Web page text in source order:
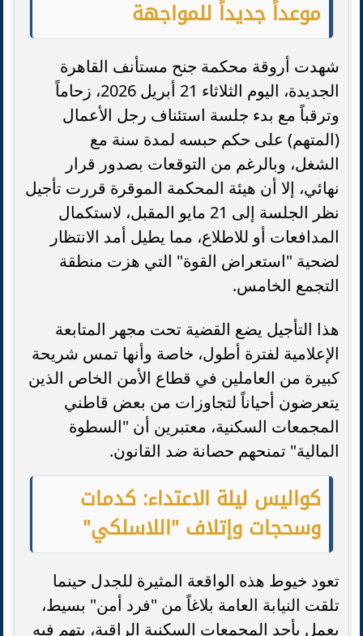
موعداً جديداً للمواجهة
شهدت أروقة محكمة جنح مستأنف القاهرة
الجديدة، اليوم الثلاثاء 21 أبريل 2026، زحاماً
وترقباً مع بدء جلسة استئناف رجل الأعمال
(المتهم) على حكم حبسه لمدة سنة مع
الشغل، وبالرغم من التوقعات بصدور قرار
نهائي، إلا أن هيئة المحكمة الموقرة قررت تأجيل
نظر الجلسة إلى 21 مايو المقبل، لاستكمال
المدافعات أو للاطلاع، مما يطيل أمد الانتظار
لضحية "استعراض القوة" التي هزت منطقة
التجمع الخامس.
هذا التأجيل يضع القضية تحت مجهر المتابعة
الإعلامية لفترة أطول، خاصة وأنها تمس شريحة
كبيرة من العاملين في قطاع الأمن الخاص الذين
يتعرضون أحياناً لتجاوزات من بعض قاطني
المجمعات السكنية، معتبرين أن "السطوة
المالية" تمنحهم حصانة ضد القانون.
كواليس ليلة الاعتداء: كدمات
وسحجات وإتلاف "اللاسلكي"
تعود خيوط هذه الواقعة المثيرة للجدل حينما
تلقت النيابة العامة بلاغاً من "فرد أمن" بسيط،
يعمل بأحد المجمعات السكنية الراقية، يتهم فيه